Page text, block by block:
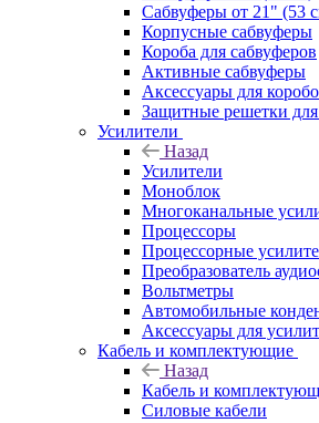
Сабвуферы от 21" (53
Корпусные сабвуферы
Короба для сабвуферов
Активные сабвуферы
Аксессуары для
Защитные решетки для
Усилители
Назад
Усилители
Моноблок
Многоканальные
Процессоры
Процессорные
Преобразователь
Вольтметры
Автомобильные
Аксессуары для
Кабель и комплектующие
Назад
Кабель и
Силовые кабели